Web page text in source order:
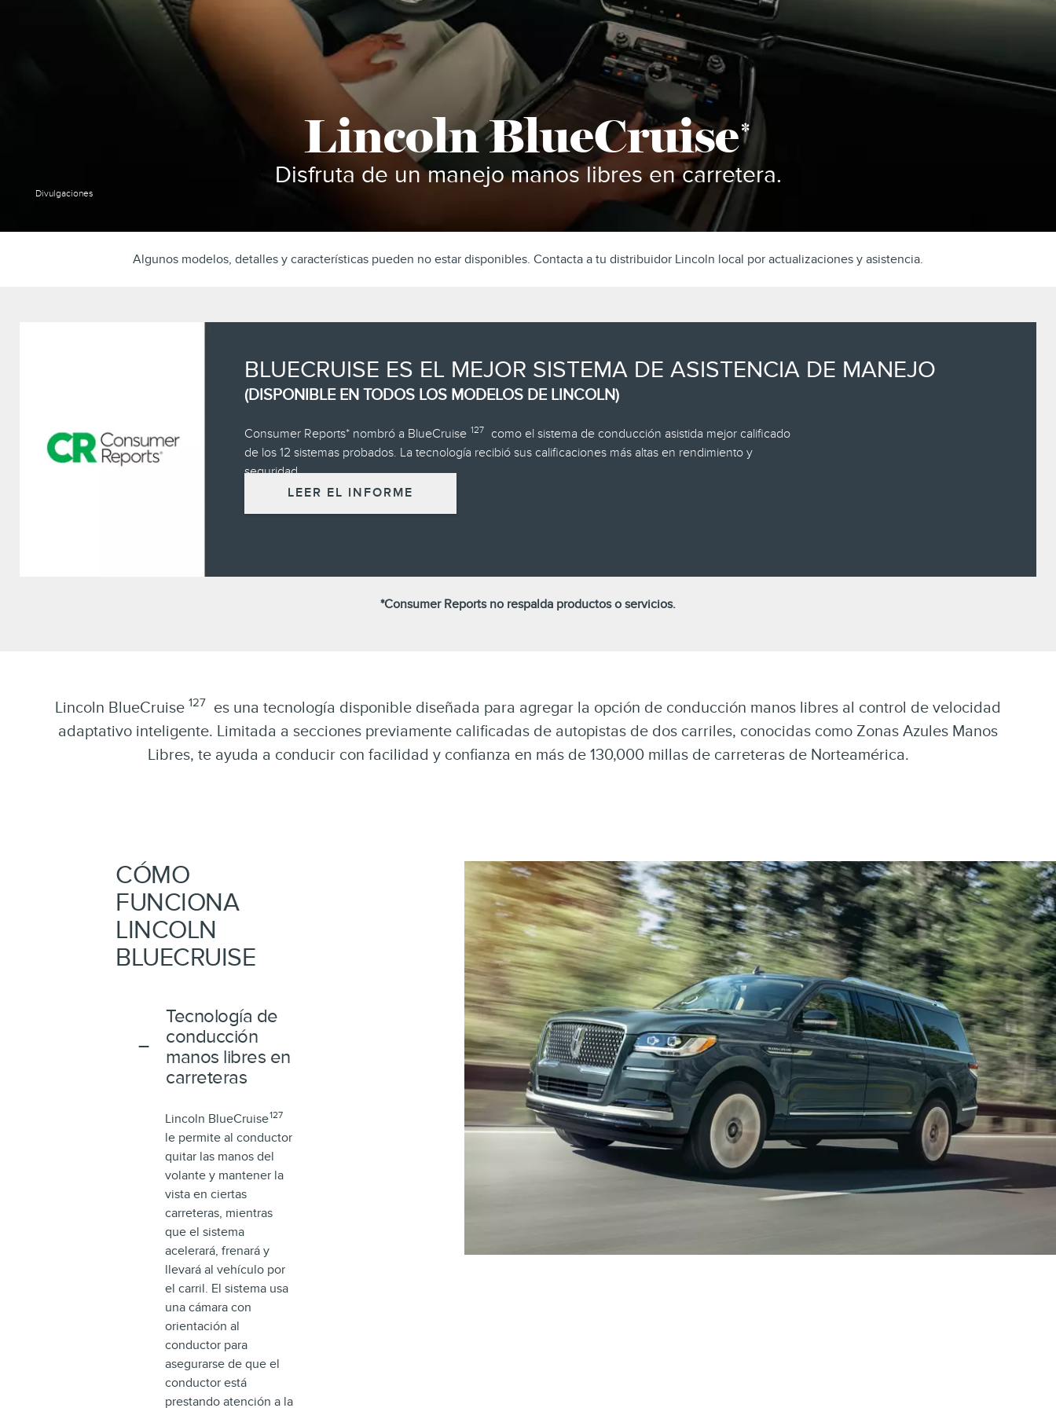
Lincoln BlueCruise*
Disfruta de un manejo manos libres en carretera.
Divulgaciones
Algunos modelos, detalles y características pueden no estar disponibles. Contacta a tu distribuidor Lincoln local por actualizaciones y asistencia.
BLUECRUISE ES EL MEJOR SISTEMA DE ASISTENCIA DE MANEJO
Consumer Reports* nombró a BlueCruise 127
como el sistema de conducción asistida mejor calificado
de los 12 sistemas probados. La tecnología recibió sus calificaciones más altas en rendimiento y
seguridad.
LEER EL INFORME
(DISPONIBLE EN TODOS LOS MODELOS DE LINCOLN)
*Consumer Reports no respalda productos o servicios.
Lincoln BlueCruise 127
es una tecnología disponible diseñada para agregar la opción de conducción manos libres al control de velocidad
adaptativo inteligente. Limitada a secciones previamente calificadas de autopistas de dos carriles, conocidas como Zonas Azules Manos
Libres, te ayuda a conducir con facilidad y confianza en más de 130,000 millas de carreteras de Norteamérica.
CÓMO
FUNCIONA
LINCOLN
BLUECRUISE
Tecnología de
conducción
manos libres en
carreteras
Lincoln BlueCruise127
le permite al conductor
quitar las manos del
volante y mantener la
vista en ciertas
carreteras, mientras
que el sistema
acelerará, frenará y
llevará al vehículo por
el carril. El sistema usa
una cámara con
orientación al
conductor para
asegurarse de que el
conductor está
prestando atención a la